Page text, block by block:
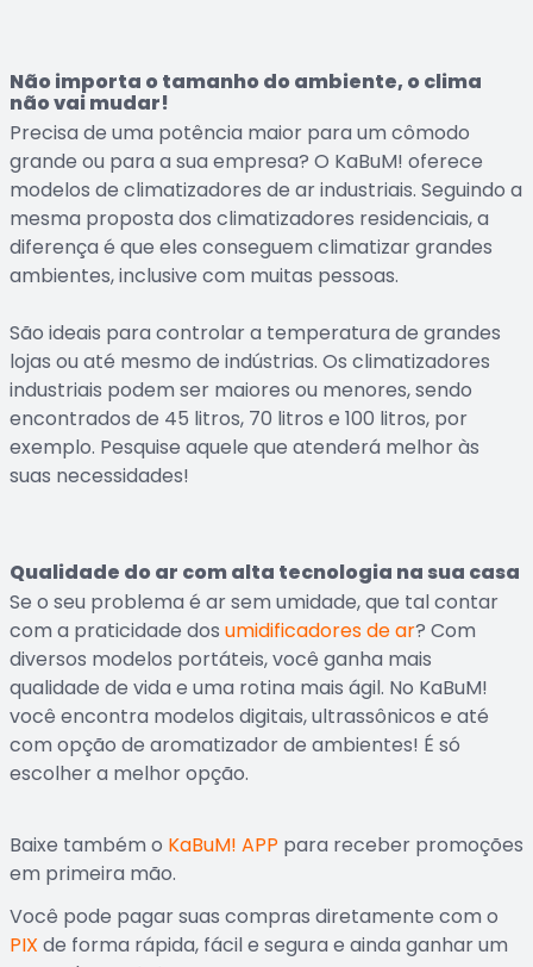
Não importa o tamanho do ambiente, o clima
não vai mudar!
Precisa de uma potência maior para um cômodo
grande ou para a sua empresa? O KaBuM! oferece
modelos de climatizadores de ar industriais. Seguindo a
mesma proposta dos climatizadores residenciais, a
diferença é que eles conseguem climatizar grandes
ambientes, inclusive com muitas pessoas.
São ideais para controlar a temperatura de grandes
lojas ou até mesmo de indústrias. Os climatizadores
industriais podem ser maiores ou menores, sendo
encontrados de 45 litros, 70 litros e 100 litros, por
exemplo. Pesquise aquele que atenderá melhor às
suas necessidades!
Qualidade do ar com alta tecnologia na sua casa
Se o seu problema é ar sem umidade, que tal contar
com a praticidade dos umidificadores de ar? Com
diversos modelos portáteis, você ganha mais
qualidade de vida e uma rotina mais ágil. No KaBuM!
você encontra modelos digitais, ultrassônicos e até
com opção de aromatizador de ambientes! É só
escolher a melhor opção.
Baixe também o KaBuM! APP para receber promoções
em primeira mão.
Você pode pagar suas compras diretamente com o
PIX de forma rápida, fácil e segura e ainda ganhar um